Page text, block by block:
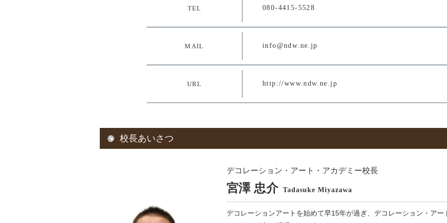
TEL 080-4415-5528
MAIL info@ndw.ne.jp
URL http://www.ndw.ne.jp
校長あいさつ
デコレーション・アート・アカデミー校長
宮澤 忠介 Tadasuke Miyazawa
デコレーションアートを始めて早15年が過ぎ、デコレーション・ア